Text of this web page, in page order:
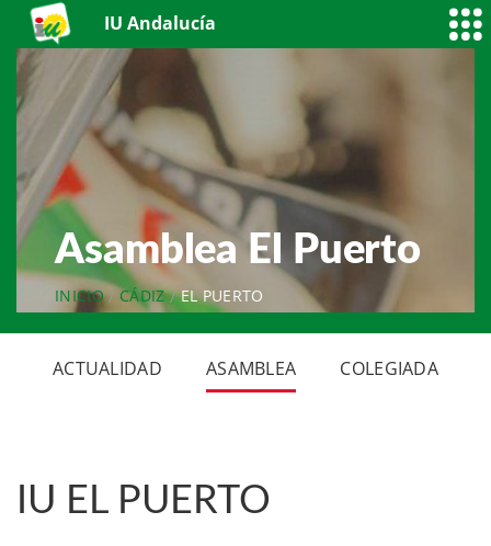
IU Andalucía
Asamblea El Puerto
INICIO CÁDIZ EL PUERTO
ACTUALIDAD ASAMBLEA COLEGIADA
IU EL PUERTO